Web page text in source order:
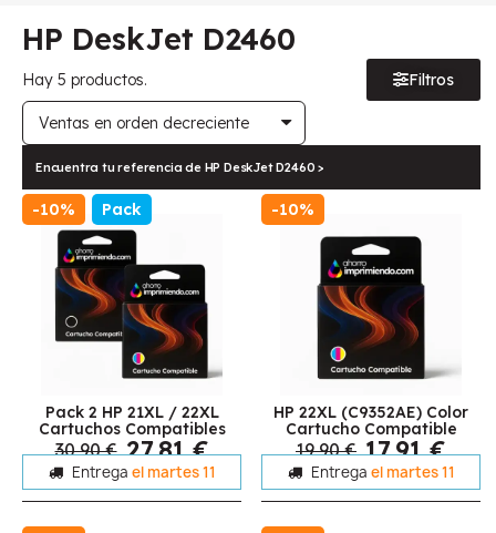
HP DeskJet D2460
Hay 5 productos. Filtros
Encuentra tu referencia de HP DeskJet D2460 >
-10% Pack
Pack 2 HP 21XL / 22XL
Cartuchos Compatibles
30,90 € 27,81 €
Entrega el martes 11
-10%
HP 22XL (C9352AE) Color
Cartucho Compatible
19,90 € 17,91 €
Entrega el martes 11